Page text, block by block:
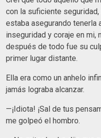
con la suficiente
estaba asegurando tenerla
inseguridad y coraje en mi,
después de todo fue su
primer lugar distante.
Ella era como un anhelo
jamás lograba alcanzar.
—¡Idiota! ¡Sal de tus
me golpeó el hombro.